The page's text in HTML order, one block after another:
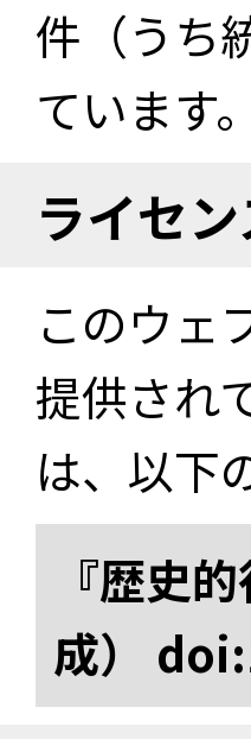
件（うち
ています。
ライセ
このウェ
提供され
は、以下
『歴史
成）